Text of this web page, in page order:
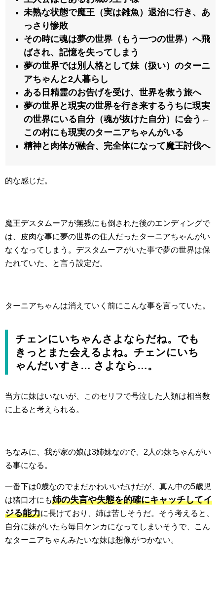
未熟な状態で魔王（実は雑魚）退治に行き、あ
っさり惨敗
その時に魂は夢の世界（もう一つの世界）へ飛
ばされ、記憶を失ってしまう
夢の世界では別人格として妹（扱い）のターニ
アちゃんと2人暮らし
ある日精霊のお告げを受け、世界を救う旅へ
夢の世界と現実の世界を行き来するうちに現実
の世界にいる自分（魂が抜けた自分）に会う←
この村にも現実のターニアちゃんがいる
精神と肉体が融合、完全体になって魔王討伐へ
的な感じだ。
魔王デスタムーアが無残にも倒された後のエンディングで
は、皮肉な事に夢の世界の住人だったターニアちゃんがい
なくなってしまう。デスタムーアがいた事で夢の世界は保
たれていた、と言う設定だ。
ターニアちゃんは消えていく前にこんな事を言っていた。
チェンにいちゃんさよならだね。でも
きっとまた会えるよね。チェンにいち
ゃんだいすき… さよなら…。
当方に妹はいないが、このセリフで号泣した人類は相当数
に上ると考えられる。
ちなみに、我が家の娘は3姉妹なので、2人の妹ちゃんがい
る事になる。
一番下は0歳なのでまだかわいいだけだが、真ん中の5歳児
は猪口才にも姉の失言や失態を的確にキャッチしてイ
ジる能力に長けており、姉は苦しそうだ。そう考えると、
自分に妹がいたら毎日ケンカになってしまいそうで、こん
なターニアちゃんみたいな妹は想像がつかない。